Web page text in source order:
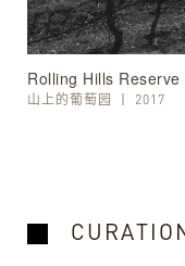
Rolling Hills Reserve
山上的葡萄园 2017